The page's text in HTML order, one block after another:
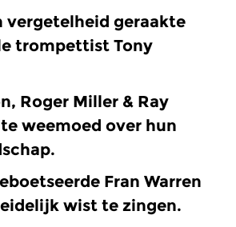
vergetelheid geraakte
trompettist Tony
Roger Miller & Ray
weemoed over hun
Fran Warren
wist te zingen.